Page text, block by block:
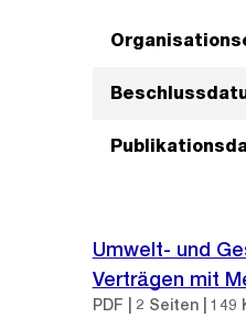
Umwelt- und
Verträgen mit
PDF | 2 Seiten | 149